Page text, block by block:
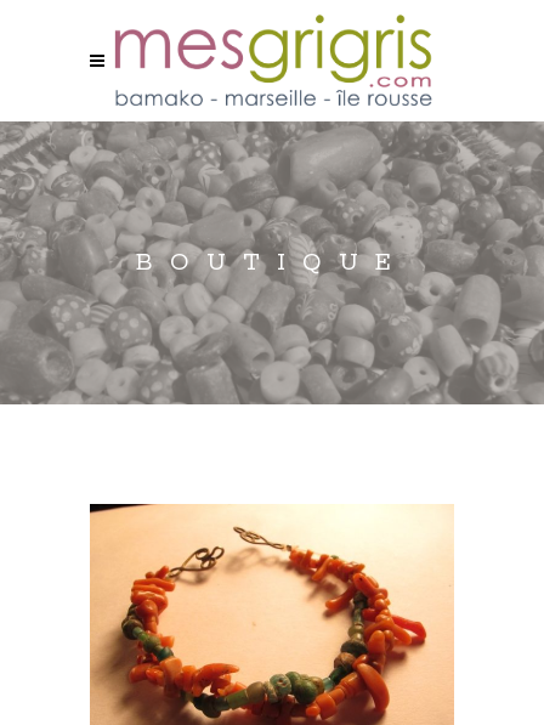
BOUTIQUE